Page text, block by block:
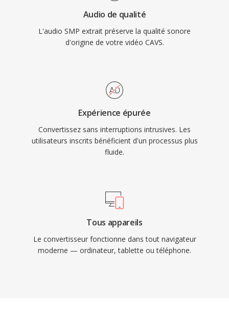
Audio de qualité
L'audio SMP extrait préserve la qualité sonore
d'origine de votre vidéo CAVS.
Expérience épurée
Convertissez sans interruptions intrusives. Les
utilisateurs inscrits bénéficient d'un processus plus
fluide.
Tous appareils
Le convertisseur fonctionne dans tout navigateur
moderne — ordinateur, tablette ou téléphone.